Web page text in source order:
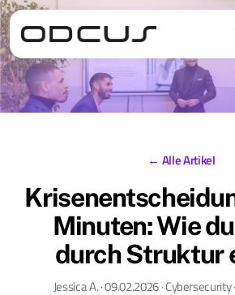
← Alle Artikel
Minuten: Wie
durch Struktur
Jessica A. · 09.02.2026 ·